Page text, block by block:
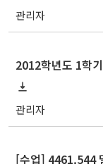
관리자
2012학년도 1학
관리자
[수업] 4461.544